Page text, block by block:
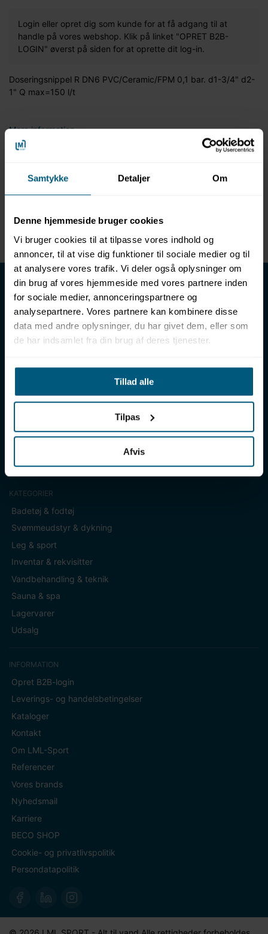
Samtykke Detaljer Om
Denne hjemmeside bruger cookies
Vi bruger cookies til at tilpasse vores indhold og
annoncer, til at vise dig funktioner til sociale medier og til
at analysere vores trafik. Vi deler også oplysninger om
din brug af vores hjemmeside med vores partnere inden
for sociale medier, annonceringspartnere og
analysepartnere. Vores partnere kan kombinere disse
data med andre oplysninger, du har givet dem, eller som
de har indsamlet fra din brug af deres tjenester.
Tillad alle
Tilpas
Afvis
Login eller opret dig som kunde for at få adgang til at
handle på vores webshop. Klik på linket "OPRET B2B-
LOGIN" øverst på siden for at oprette dit log-in.
Doseringsnippel R DN6 PVC/Ceramic/FPM 0,1 bar. d1-3/4" d2-
1" Q max=150 l/t
Mere information
LML SPORT - Alt til vand
LML SPORT er en engrosforhandler af alt til vand. Vores
sortiment omfatter f.eks. badetøj, svømmeudstyr, udstyr til
vandleg og vandsport, vandbehandling og teknik samt inventar
til vådrum, sauna & spa. Vores kunder er bl.a. svømmehaller,
idrætshaller og skoler. Vælg os som din leverandør, fordi vi har
over 50 års erfaring i branchen og tilbyder den højeste
ekspertise og bedste service.
Sverigesvej 12, 8700 Horsens
info@lml-sport.dk
KATEGORIER
Badetøj & fodtøj
Svømmeudstyr & dykning
Leg & sport
Inventar & rekvisitter
Vandbehandling & teknik
Sauna & spa
Lagervarer
Udsalg
INFORMATION
Opret B2B-login
Leverings- og handelsbetingelser
Kataloger
Kontakt
Om LML-Sport
Referencer
Vores brands
Nyhedsmail
Karriere
BECO SHOP
Cookie- og privatlivspolitik
Persondatapolitik